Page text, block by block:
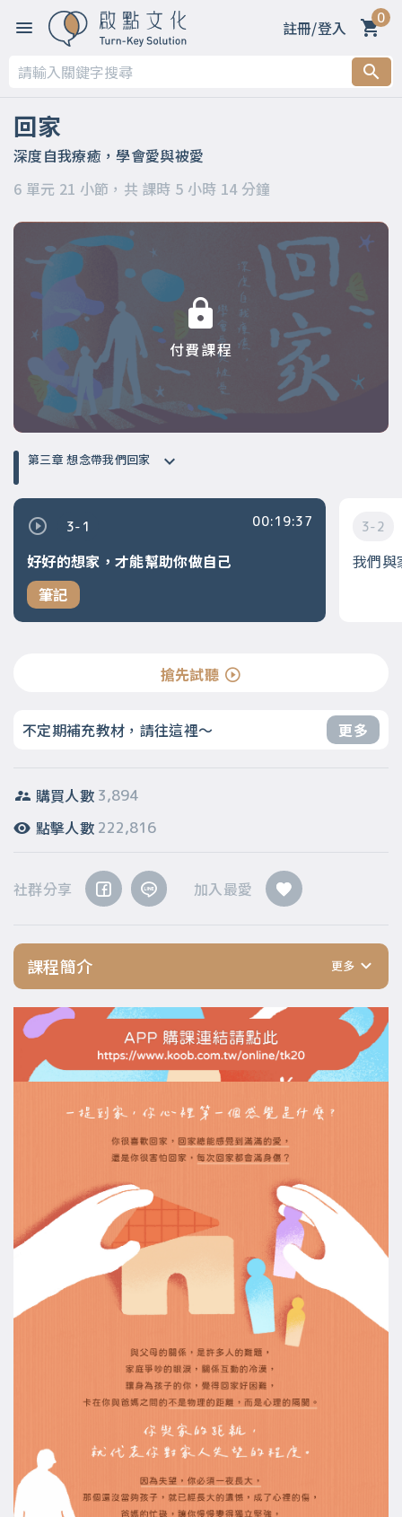
註冊/登入 0
回家
深度自我療癒，學會愛與被愛
6 單元 21 小節，共 課時 5 小時 14 分鐘
付費課程
第一章 我的家庭不可愛，但我仍舊可以愛
第二章 家的定義與功能
第三章 想念帶我們回家
第四章 父母給的愛與傷
第五章 練習與父母和平相處
第六章 回到心裡的家
第三章 想念帶我們回家
3-1
好好的想家，才能幫助你做自己
筆記
00:19:37 3-2
我們與
搶先試聽
不定期補充教材，請往這裡～ 更多
購買人數 3,894
點擊人數 222,816
社群分享 加入最愛
課程簡介